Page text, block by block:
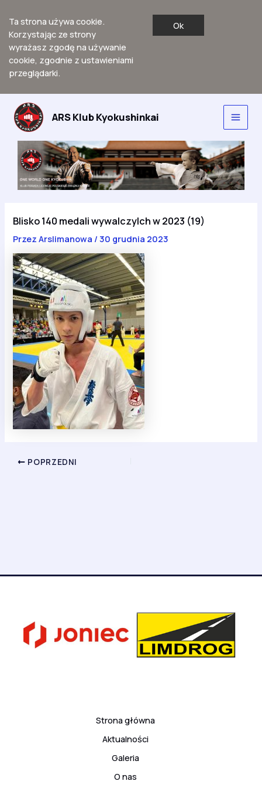
Ta strona używa cookie.
Korzystając ze strony
wyrażasz zgodę na używanie
cookie, zgodnie z ustawieniami
przeglądarki.
Ok
Przejdź
treści
ARS Klub Kyokushinkai
Main
Blisko 140 medali wywalczylch w 2023 (19)
PrzezArslimanowa /30 grudnia 2023
POPRZEDNI
Strona główna
Aktualności
Galeria
O nas